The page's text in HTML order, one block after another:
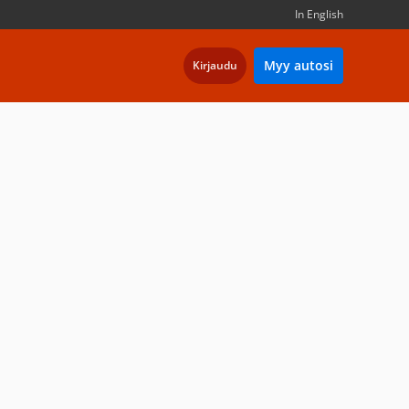
In English
Kirjaudu Myy autosi